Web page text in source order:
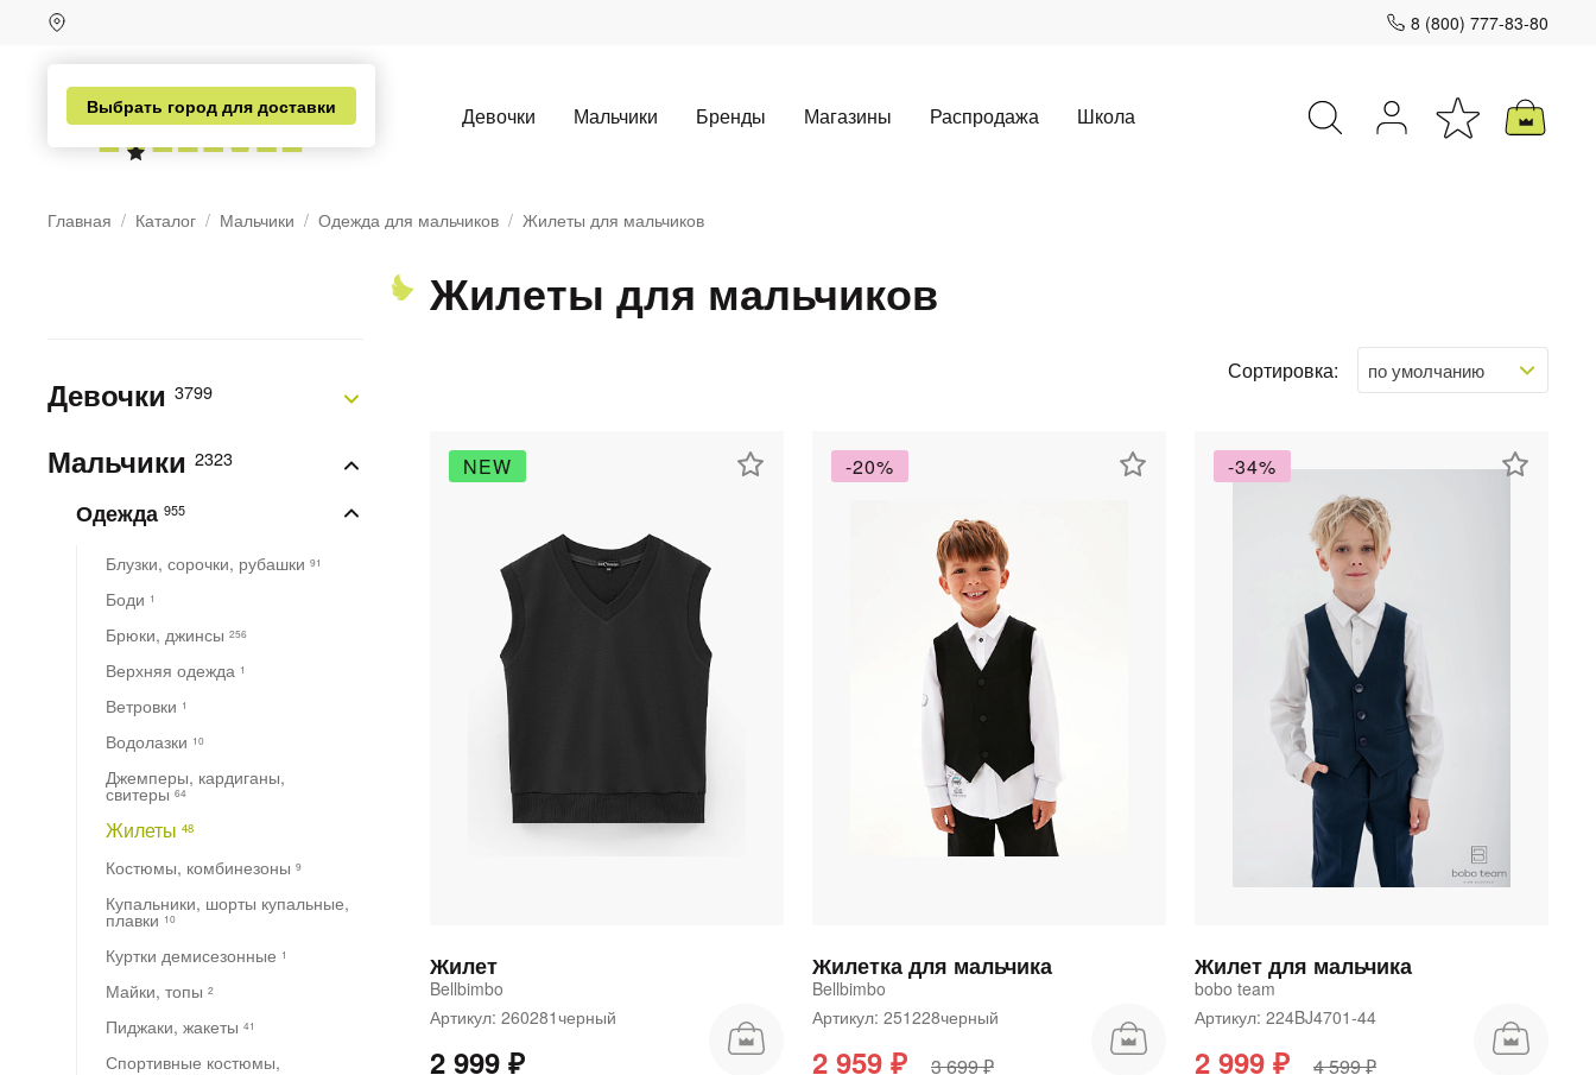
Выбрать город для доставки
8 (800) 777-83-80
Девочки Мальчики Бренды Магазины Распродажа Школа
Главная Каталог Мальчики Одежда для мальчиков Жилеты для мальчиков
Девочки 3799
Мальчики 2323
Одежда 955
Блузки, сорочки, рубашки 91
Боди 1
Брюки, джинсы 256
Верхняя одежда 1
Ветровки 1
Водолазки 10
Джемперы, кардиганы,
свитеры 64
Жилеты 48
Костюмы, комбинезоны 9
Купальники, шорты купальные,
плавки 10
Куртки демисезонные 1
Майки, топы 2
Пиджаки, жакеты 41
Спортивные костюмы,
Жилеты для мальчиков
Сортировка:
NEW
Жилет
Bellbimbo
Артикул: 260281черный
2 999 ₽
-20%
Жилетка для мальчика
Bellbimbo
Артикул: 251228черный
2 959 ₽ 3 699 ₽
-34%
Жилет для мальчика
bobo team
Артикул: 224BJ4701-44
2 999 ₽ 4 599 ₽
Разбейте оплату
на частибез переплат
График платежей
Оплачивайте сегодня только
% картой любого банка